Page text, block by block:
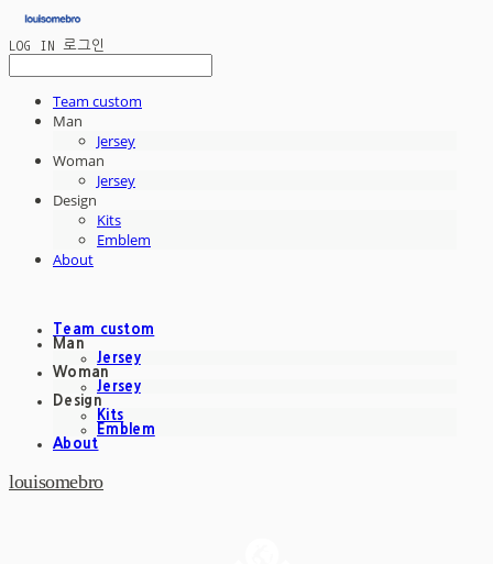
LOG IN 로그인
Team custom
Man
Jersey
Woman
Jersey
Design
Kits
Emblem
About
Team custom
Man
Jersey
Woman
Jersey
Design
Kits
Emblem
About
louisomebro